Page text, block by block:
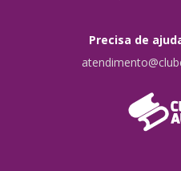
Precisa de